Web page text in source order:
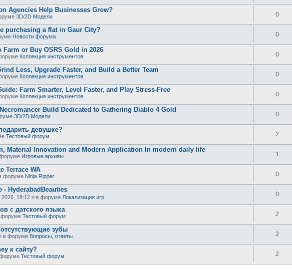
Agencies Help Businesses Grow?
3D/2D Модели 0
purchasing a flat in Gaur City?
Новости форума 0
Farm or Buy OSRS Gold in 2026
Коллекция инструментов 0
Less, Upgrade Faster, and Build a Better Team
Коллекция инструментов 0
Farm Smarter, Level Faster, and Play Stress-Free
Коллекция инструментов 0
Build Dedicated to Gathering Diablo 4 Gold
3D/2D Модели 0
девушке?
Тестовый форум 2
Material Innovation and Modern Application In modern daily life
Игровые архивы 1
Terrace WA
форуме Ninja Ripper 0
- HyderabadBeauties
2026, 18:12 » в форуме Локализация игр 0
с датского языка
форуме Тестовый форум 2
зубы
в форуме Вопросы, ответы 2
к сайту?
Тестовый форум 2